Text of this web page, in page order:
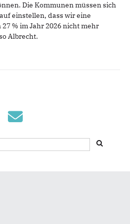
Die Kommunen müssen sich
einstellen, dass wir eine
% im Jahr 2026 nicht mehr
Albrecht.